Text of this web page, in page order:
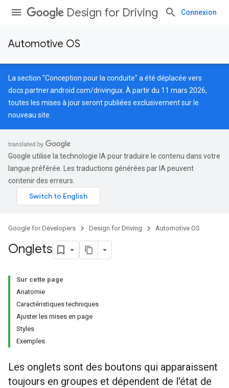
Design for Driving Connexion
Automotive OS
La section "Conception pour la conduite" a été déplacée vers
docs.partner.android.com/drivingux . À partir du 11 mars 2026,
toutes les mises à jour seront publiées exclusivement sur le
nouveau site.
Google utilise la technologie IA pour traduire le contenu dans votre
langue préférée. Les traductions générées par IA peuvent
contenir des erreurs.
Google for Developers Design for Driving Automotive OS
Onglets
Sur cette page
Anatomie
Caractéristiques techniques
Ajuster les mises en page
Styles
Exemples
Les onglets sont des boutons qui apparaissent
toujours en groupes et dépendent de l'état de